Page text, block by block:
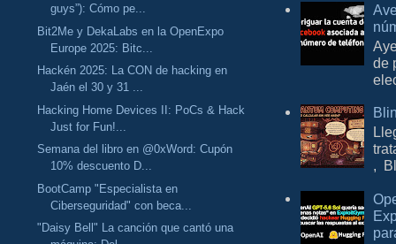
guys”): Cómo pe...
Bit2Me y DekaLabs en la OpenExpo
Europe 2025: Bitc...
Hackén 2025: La CON de hacking en
Jaén el 30 y 31 ...
Hacking Home Devices II: PoCs & Hack
Just for Fun!...
Semana del libro en @0xWord: Cupón
10% descuento D...
BootCamp "Especialista en
Ciberseguridad" con beca...
"Daisy Bell" La canción que cantó una
de
,